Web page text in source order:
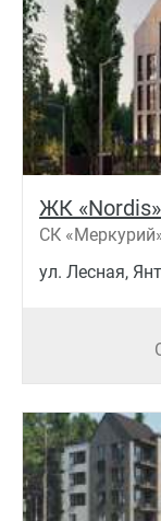
ЖК «Nordis»
СК
ул. Лесная,